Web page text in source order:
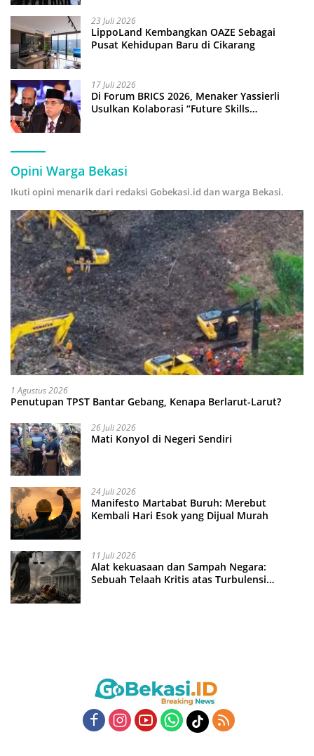
23 Juli 2026
LippoLand Kembangkan OAZE Sebagai
Pusat Kehidupan Baru di Cikarang
17 Juli 2026
Di Forum BRICS 2026, Menaker Yassierli
Usulkan Kolaborasi “Future Skills
Opini Warga Bekasi
Ikuti opini menarik dari redaksi Gobekasi.id dan warga Bekasi.
1 Agustus 2026
Penutupan TPST Bantar Gebang, Kenapa Berlarut-Larut?
26 Juli 2026
Mati Konyol di Negeri Sendiri
24 Juli 2026
Manifesto Martabat Buruh: Merebut
Kembali Hari Esok yang Dijual Murah
11 Juli 2026
Alat kekuasaan dan Sampah Negara:
Sebuah Telaah Kritis atas Turbulensi